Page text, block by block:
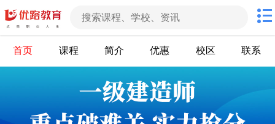
首页 课程 简介 优惠 校区 联系